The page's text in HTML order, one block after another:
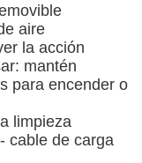
aire
la acción
mantén
para encender o
limpieza
cable de carga